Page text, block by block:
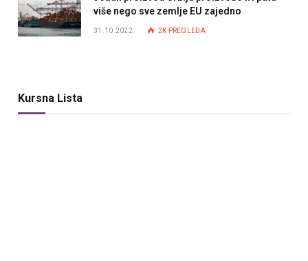
više nego sve zemlje EU zajedno
31.10.2022. 2K PREGLEDA
Kursna Lista